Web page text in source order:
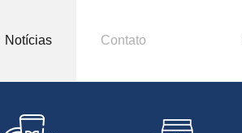
Notícias Contato